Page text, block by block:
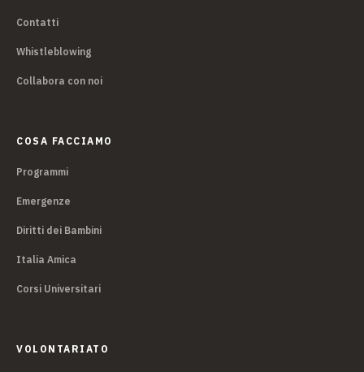
Contatti
Whistleblowing
Collabora con noi
COSA FACCIAMO
Programmi
Emergenze
Diritti dei Bambini
Italia Amica
Corsi Universitari
VOLONTARIATO